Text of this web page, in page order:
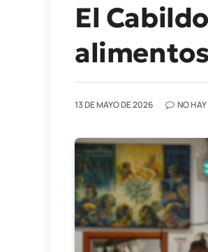
El
13 DE MAYO DE 2026 NO